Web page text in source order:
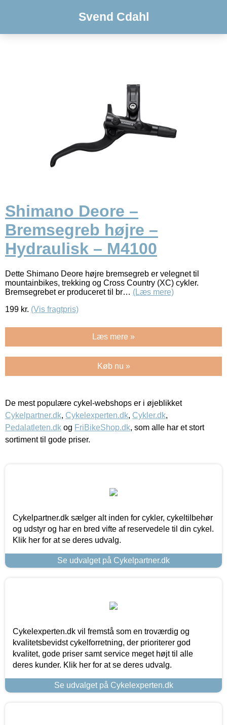
Svend Cdahl
Shimano Deore –
Bremsegreb højre –
Hydraulisk – M4100
Dette Shimano Deore højre bremsegreb er velegnet til
mountainbikes, trekking og Cross Country (XC) cykler.
Bremsegrebet er produceret til br… (Læs mere)
199 kr. (Vis fragtpris)
Læs mere »
Køb nu »
De mest populære cykel-webshops er i øjeblikket
Cykelpartner.dk, Cykelexperten.dk, Cykler.dk,
Pedalatleten.dk og FriBikeShop.dk, som alle har et stort
sortiment til gode priser.
Cykelpartner.dk sælger alt inden for cykler, cykeltilbehør
og udstyr og har en bred vifte af reservedele til din cykel.
Klik her for at se deres udvalg.
Se udvalget på Cykelpartner.dk
Cykelexperten.dk vil fremstå som en troværdig og
kvalitetsbevidst cykelforretning, der prioriterer god
kvalitet, gode priser samt service meget højt til alle
deres kunder. Klik her for at se deres udvalg.
Se udvalget på Cykelexperten.dk